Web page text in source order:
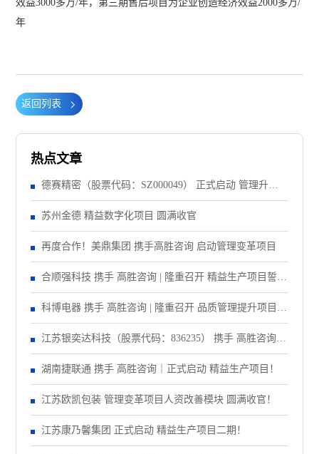
效益3000多万/年，第三期售后项目为企业创造经济效益2000多万/
年
返回列表
热点文章
德赛精密（股票代码：SZ000049） 正式启动 管理升级&
精益注塑项目！
苏州金德 精益数字化项目 圆满收官
再度合作！美鼎集团 携手高胜咨询 启动管理变革项目
合顺强科技 携手 高胜咨询 | 隆重召开 精益生产项目誓师
大会！
科博电器 携手 高胜咨询 | 隆重召开 品质管理提升项目启
动大会！
江苏银奕达科技（股票代码：836235） 携手 高胜咨询｜
正式启动 管理变革项目
湖南捷联通 携手 高胜咨询｜正式启动 精益生产项目！
江苏欧凯包装 管理变革项目人资改善模块 圆满收官！
江苏康乃馨集团 正式启动 精益生产项目二期！